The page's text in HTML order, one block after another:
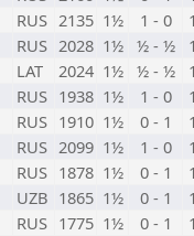
RUS 2135 1½ 1 - 0
RUS 2028 1½ ½ - ½
LAT 2024 1½ ½ - ½
RUS 1938 1½ 1 - 0
RUS 1910 1½ 0 - 1
RUS 2099 1½ 1 - 0
RUS 1878 1½ 0 - 1
UZB 1865 1½ 0 - 1
RUS 1775 1½ 0 - 1